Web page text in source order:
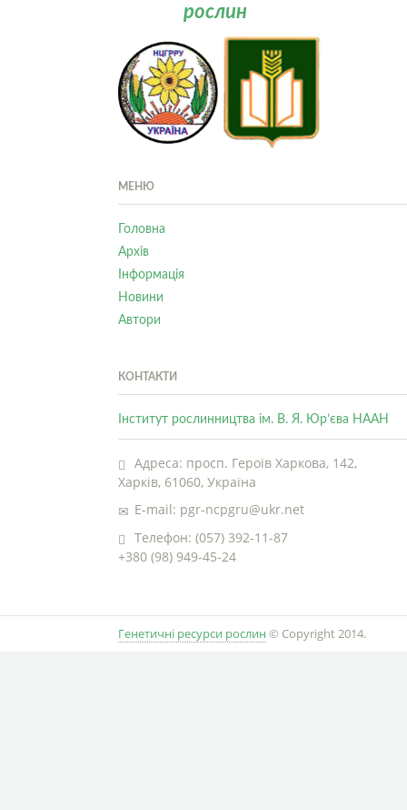
рослин
МЕНЮ
Головна
Архів
Інформація
Новини
Автори
КОНТАКТИ
Інститут рослинництва ім. В. Я. Юр’єва НААН
Адреса: просп. Героїв Харкова, 142,
Харків, 61060, Україна
E-mail: pgr-ncpgru@ukr.net
Телефон: (057) 392-11-87
+380 (98) 949-45-24
Генетичні ресурси рослин © Copyright 2014.